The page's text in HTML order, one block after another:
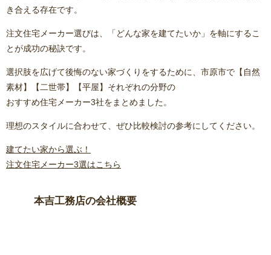
き合える存在です。
注文住宅メーカー選びは、「どんな家を建てたいか」を軸にするこ
とが成功の秘訣です。
選択肢を広げて後悔のない家づくりをするために、市原市で 【自然
素材】【二世帯】【平屋】 それぞれの分野の
おすすめ住宅メーカー3社をまとめました。
理想のスタイルに合わせて、ぜひ比較検討の参考にしてください。
建てたい家から選ぶ！
注文住宅メーカー3選はこちら
本吉工務店の会社概要